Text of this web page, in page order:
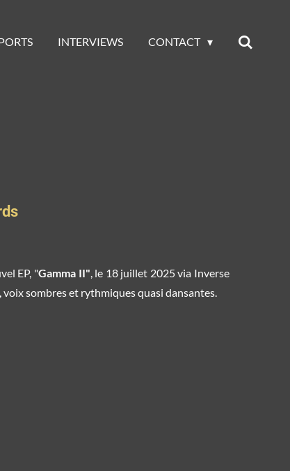
INTERVIEWS CONTACT
EP, "Gamma II", le 18 juillet 2025 via Inverse
sombres et rythmiques quasi dansantes.